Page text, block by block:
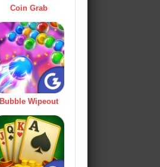
Coin Grab
Bubble Wipeout